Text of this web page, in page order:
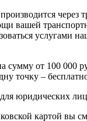
через
вашей
услугами
сумму от 100 000
точку –
для юридических
картой вы